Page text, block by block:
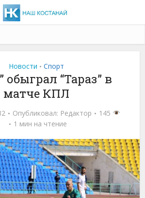
Новости • Спорт
обыграл “Тараз” в
матче КПЛ
Опубликовал: Редактор
145
1 мин на чтение